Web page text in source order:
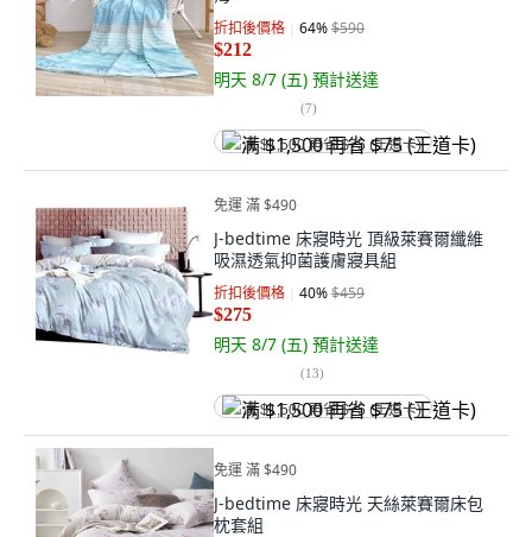
折扣後價格 64%$590
$212
明天 8/7 (五) 預計送達
(7)
满 $1,500 再省 $75 (王道卡)
免運 滿 $490
J-bedtime 床寢時光 頂級萊賽爾纖維
吸濕透氣抑菌護膚寢具組
折扣後價格 40%$459
$275
明天 8/7 (五) 預計送達
(13)
满 $1,500 再省 $75 (王道卡)
免運 滿 $490
J-bedtime 床寢時光 天絲萊賽爾床包
枕套組